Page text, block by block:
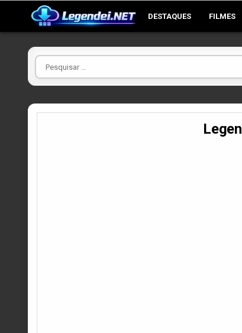
DESTAQUES FILMES
Pesquisar
por